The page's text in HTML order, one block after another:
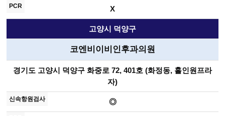
X
고양시 덕양구
코엔비이비인후과의원
경기도 고양시 덕양구 화중로 72, 401호 (화정동, 홀인원프라
자)
◎